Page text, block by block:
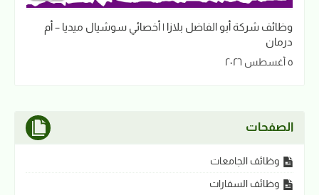
وظائف شركة أبو الفاضل بلازا | أخصائي سوشيال ميديا – أم
درمان
٥ أغسطس ٢٠٢٦
الصفحات
وظائف الجامعات
وظائف السفارات